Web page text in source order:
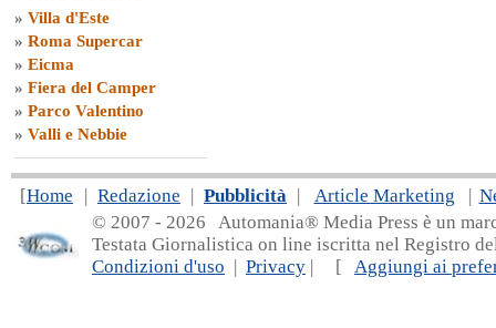
» Villa d'Este
» Roma Supercar
» Eicma
» Fiera del Camper
» Parco Valentino
» Valli e Nebbie
[Home | Redazione | Pubblicità | Article Marketing |
© 2007 - 2026 Automania® Media Press è un
Testata Giornalistica on line iscritta nel Registro
Condizioni d'uso | Privacy | [ Aggiungi ai